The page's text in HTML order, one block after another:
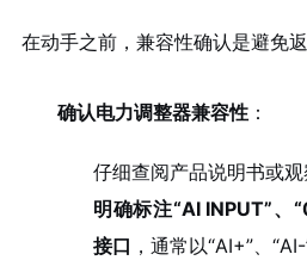
在动手之前，兼容性确认是避免
确认电力调整器兼容性：
仔细查阅产品说明书或观
明确标注“AI INPUT”、
接口 ，通常以“AI+”、“AI-